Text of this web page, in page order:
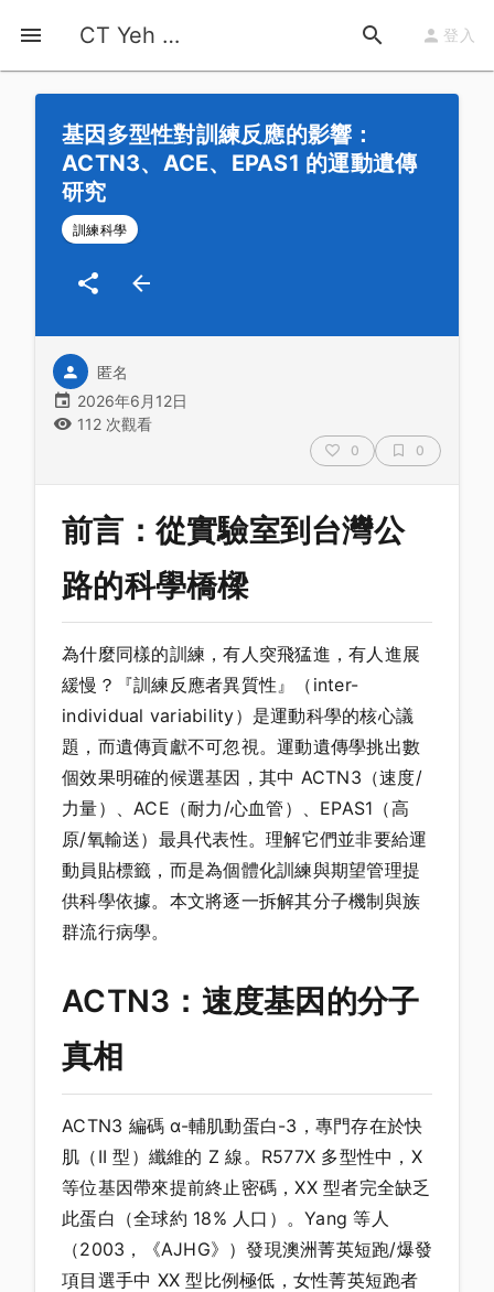
CT Yeh 公路車基地 登入
首頁 運動知識
基因多型性對訓練反應的影響：
ACTN3、ACE、EPAS1 的運動遺傳
研究
訓練科學
匿名
2026年6月12日
112 次觀看
0 0
前言：從實驗室到台灣公
路的科學橋樑
為什麼同樣的訓練，有人突飛猛進，有人進展
緩慢？『訓練反應者異質性』（inter-
individual variability）是運動科學的核心議
題，而遺傳貢獻不可忽視。運動遺傳學挑出數
個效果明確的候選基因，其中 ACTN3（速度/
力量）、ACE（耐力/心血管）、EPAS1（高
原/氧輸送）最具代表性。理解它們並非要給運
動員貼標籤，而是為個體化訓練與期望管理提
供科學依據。本文將逐一拆解其分子機制與族
群流行病學。
ACTN3：速度基因的分子
真相
ACTN3 編碼 α-輔肌動蛋白-3，專門存在於快
肌（II 型）纖維的 Z 線。R577X 多型性中，X
等位基因帶來提前終止密碼，XX 型者完全缺乏
此蛋白（全球約 18% 人口）。Yang 等人
（2003，《AJHG》）發現澳洲菁英短跑/爆發
項目選手中 XX 型比例極低，女性菁英短跑者